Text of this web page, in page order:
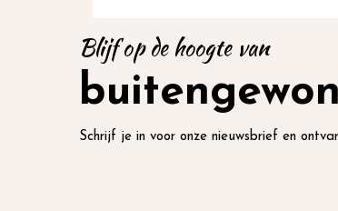
Blijf op de hoogte van
Schrijf je in voor onze nieuwsbrief en